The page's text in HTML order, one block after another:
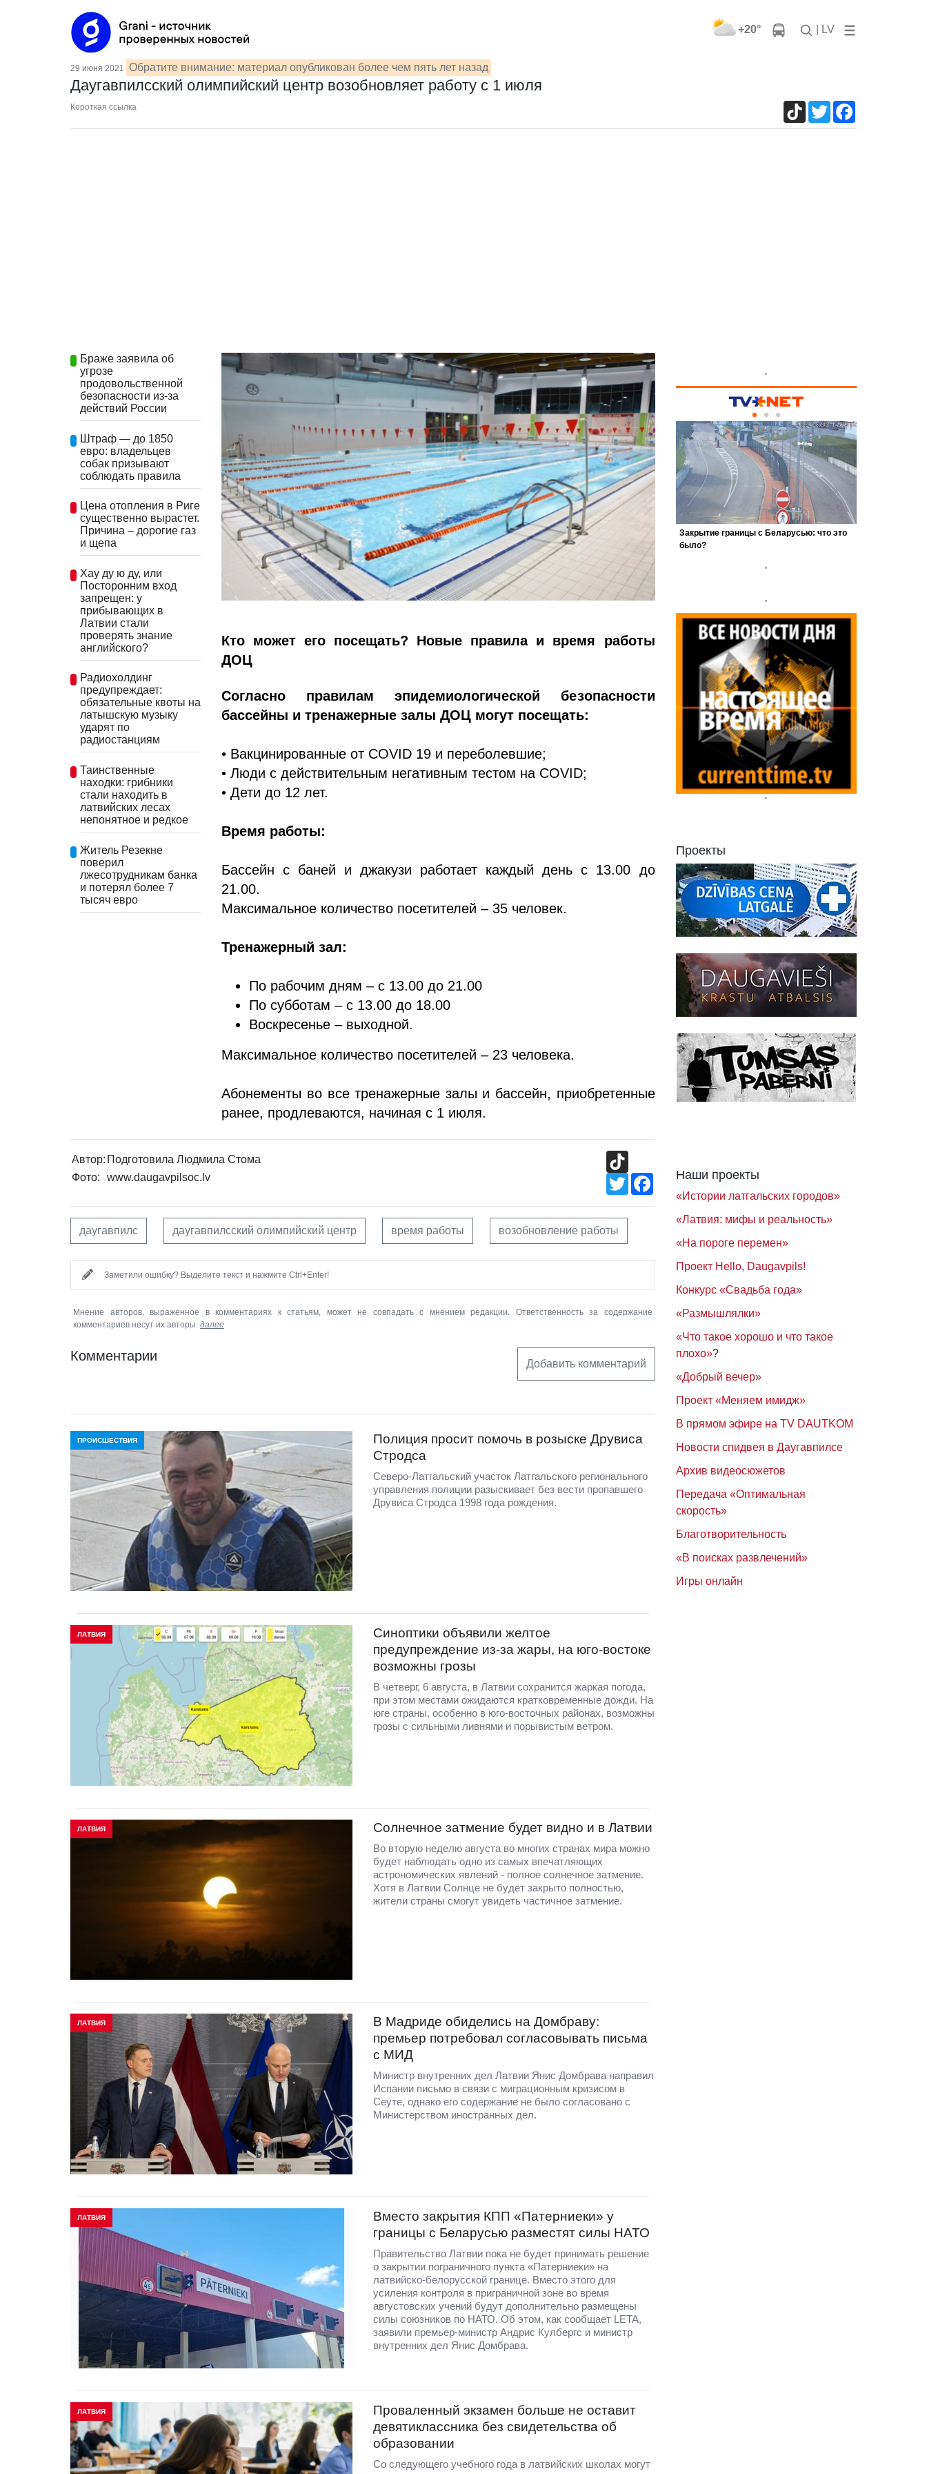
+20° | LV
29 июня 2021 Обратите внимание: материал опубликован более чем пять лет назад
Даугавпилсский олимпийский центр возобновляет работу с 1 июля
Короткая ссылка TikTokTwitter
Браже заявила об
угрозе
продовольственной
безопасности из-за
действий России
Штраф — до 1850
евро: владельцев
собак призывают
соблюдать правила
Цена отопления в Риге
существенно вырастет.
Причина – дорогие газ
и щепа
Хау ду ю ду, или
Посторонним вход
запрещен: у
прибывающих в
Латвии стали
проверять знание
английского?
Радиохолдинг
предупреждает:
обязательные квоты на
латышскую музыку
ударят по
радиостанциям
Таинственные
находки: грибники
стали находить в
латвийских лесах
непонятное и редкое
Житель Резекне
поверил
лжесотрудникам банка
и потерял более 7
тысяч евро
Кто может его посещать? Новые правила и время работы
ДОЦ
Согласно правилам эпидемиологической безопасности
бассейны и тренажерные залы ДОЦ могут посещать:
• Вакцинированные от COVID 19 и переболевшие;
• Люди с действительным негативным тестом на COVID;
• Дети до 12 лет.
Время работы:
Бассейн с баней и джакузи работает каждый день с 13.00 до
21.00.
Максимальное количество посетителей – 35 человек.
Тренажерный зал:
По рабочим дням – с 13.00 до 21.00
По субботам – с 13.00 до 18.00
Воскресенье – выходной.
Максимальное количество посетителей – 23 человека.
Абонементы во все тренажерные залы и бассейн, приобретенные
ранее, продлеваются, начиная с 1 июля.
Автор: Подготовила Людмила Стома
Фото:
www.daugavpilsoc.lv
TikTok
TwitterFacebook
даугавпилс даугавпилсский олимпийский центр время работы возобновление работы
Заметили ошибку? Выделите текст и нажмите Ctrl+Enter!
Мнение авторов, выраженное в комментариях к статьям, может не совпадать с мнением редакции. Ответственность за содержание
комментариев несут их авторы. далее
Комментарии
Добавить комментарий
ПРОИСШЕСТВИЯ
Полиция просит помочь в розыске Друвиса
Стродса
Северо-Латгальский участок Латгальского регионального
управления полиции разыскивает без вести пропавшего
Друвиса Стродса 1998 года рождения.
ЛАТВИЯ
Синоптики объявили желтое
предупреждение из-за жары, на юго-востоке
возможны грозы
В четверг, 6 августа, в Латвии сохранится жаркая погода,
при этом местами ожидаются кратковременные дожди. На
юге страны, особенно в юго-восточных районах, возможны
грозы с сильными ливнями и порывистым ветром.
ЛАТВИЯ Солнечное затмение будет видно и в Латвии
Во вторую неделю августа во многих странах мира можно
будет наблюдать одно из самых впечатляющих
астрономических явлений - полное солнечное затмение.
Хотя в Латвии Солнце не будет закрыто полностью,
жители страны смогут увидеть частичное затмение.
ЛАТВИЯ
В Мадриде обиделись на Домбраву:
премьер потребовал согласовывать письма
с МИД
Министр внутренних дел Латвии Янис Домбрава направил
Испании письмо в связи с миграционным кризисом в
Сеуте, однако его содержание не было согласовано с
Министерством иностранных дел.
ЛАТВИЯ
Вместо закрытия КПП «Патерниеки» у
границы с Беларусью разместят силы НАТО
Правительство Латвии пока не будет принимать решение
о закрытии пограничного пункта «Патерниеки» на
латвийско-белорусской границе. Вместо этого для
усиления контроля в приграничной зоне во время
августовских учений будут дополнительно размещены
силы союзников по НАТО. Об этом, как сообщает LETA,
заявили премьер-министр Андрис Кулбергс и министр
внутренних дел Янис Домбрава.
ЛАТВИЯ
Проваленный экзамен больше не оставит
девятиклассника без свидетельства об
образовании
Со следующего учебного года в латвийских школах могут
'
'
'
'
Проекты
Наши проекты
«Истории латгальских городов»
«Латвия: мифы и реальность»
«На пороге перемен»
Проект Hello, Daugavpils!
Конкурс «Свадьба года»
«Размышлялки»
«Что такое хорошо и что такое
плохо»?
«Добрый вечер»
Проект «Меняем имидж»
В прямом эфире на TV DAUTKOM
Новости спидвея в Даугавпилсе
Архив видеосюжетов
Передача «Оптимальная
скорость»
Благотворительность
«В поисках развлечений»
Игры онлайн